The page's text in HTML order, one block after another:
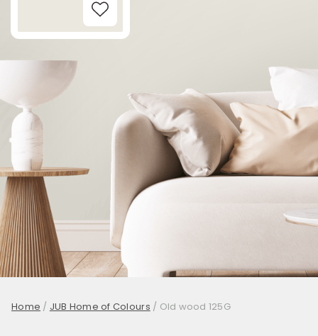
Add to Wishlist
Home / JUB Home of Colours / Old wood 125G